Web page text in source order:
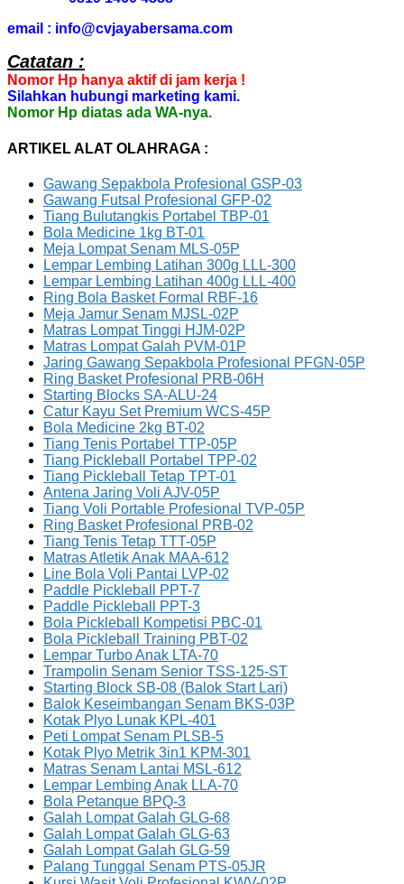
email : info@cvjayabersama.com
Catatan :
Nomor Hp hanya aktif di jam kerja !
Silahkan hubungi marketing kami.
Nomor Hp diatas ada WA-nya.
ARTIKEL ALAT OLAHRAGA :
Gawang Sepakbola Profesional GSP-03
Gawang Futsal Profesional GFP-02
Tiang Bulutangkis Portabel TBP-01
Bola Medicine 1kg BT-01
Meja Lompat Senam MLS-05P
Lempar Lembing Latihan 300g LLL-300
Lempar Lembing Latihan 400g LLL-400
Ring Bola Basket Formal RBF-16
Meja Jamur Senam MJSL-02P
Matras Lompat Tinggi HJM-02P
Matras Lompat Galah PVM-01P
Jaring Gawang Sepakbola Profesional PFGN-05P
Ring Basket Profesional PRB-06H
Starting Blocks SA-ALU-24
Catur Kayu Set Premium WCS-45P
Bola Medicine 2kg BT-02
Tiang Tenis Portabel TTP-05P
Tiang Pickleball Portabel TPP-02
Tiang Pickleball Tetap TPT-01
Antena Jaring Voli AJV-05P
Tiang Voli Portable Profesional TVP-05P
Ring Basket Profesional PRB-02
Tiang Tenis Tetap TTT-05P
Matras Atletik Anak MAA-612
Line Bola Voli Pantai LVP-02
Paddle Pickleball PPT-7
Paddle Pickleball PPT-3
Bola Pickleball Kompetisi PBC-01
Bola Pickleball Training PBT-02
Lempar Turbo Anak LTA-70
Trampolin Senam Senior TSS-125-ST
Starting Block SB-08 (Balok Start Lari)
Balok Keseimbangan Senam BKS-03P
Kotak Plyo Lunak KPL-401
Peti Lompat Senam PLSB-5
Kotak Plyo Metrik 3in1 KPM-301
Matras Senam Lantai MSL-612
Lempar Lembing Anak LLA-70
Bola Petanque BPQ-3
Galah Lompat Galah GLG-68
Galah Lompat Galah GLG-63
Galah Lompat Galah GLG-59
Palang Tunggal Senam PTS-05JR